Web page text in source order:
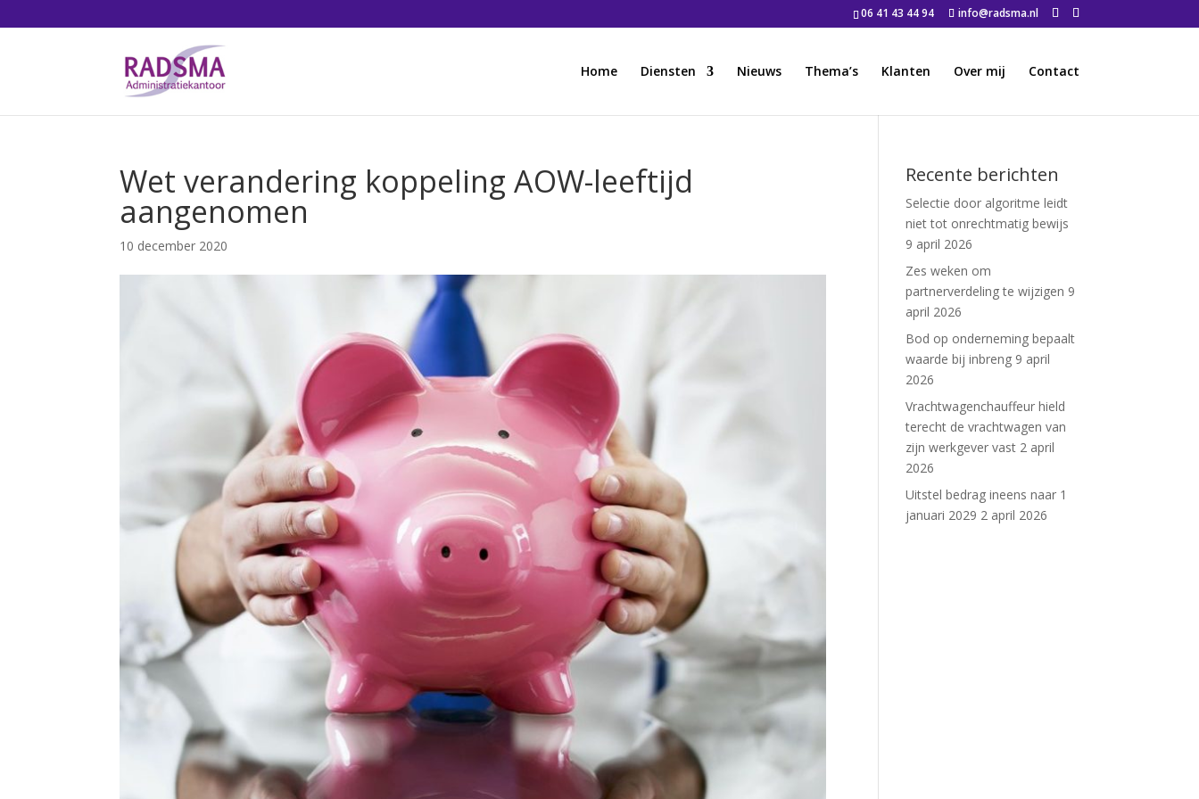
06 41 43 44 94 info@radsma.nl
Home Diensten Nieuws Thema’s Klanten Over mij Contact
Wet verandering koppeling AOW-leeftijd
aangenomen
10 december 2020
Recente berichten
Selectie door algoritme leidt
niet tot onrechtmatig bewijs
9 april 2026
Zes weken om
partnerverdeling te wijzigen 9
april 2026
Bod op onderneming bepaalt
waarde bij inbreng 9 april
2026
Vrachtwagenchauffeur hield
terecht de vrachtwagen van
zijn werkgever vast 2 april
2026
Uitstel bedrag ineens naar 1
januari 2029 2 april 2026